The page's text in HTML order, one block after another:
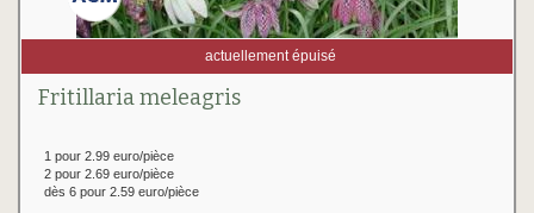
actuellement épuisé
Fritillaria meleagris
1 pour 2.99 euro/pièce
2 pour 2.69 euro/pièce
dès 6 pour 2.59 euro/pièce